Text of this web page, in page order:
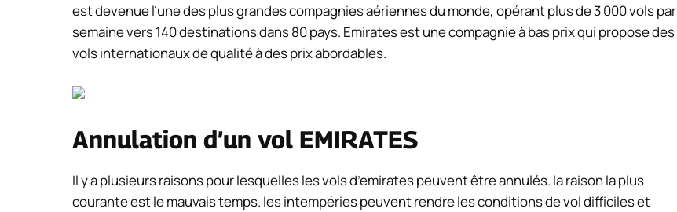
est devenue l’une des plus grandes compagnies aériennes du monde, opérant plus de 3 000 vols par
semaine vers 140 destinations dans 80 pays. Emirates est une compagnie à bas prix qui propose des
vols internationaux de qualité à des prix abordables.
Annulation d’un vol EMIRATES
Il y a plusieurs raisons pour lesquelles les vols d’emirates peuvent être annulés. la raison la plus
courante est le mauvais temps. les intempéries peuvent rendre les conditions de vol difficiles et